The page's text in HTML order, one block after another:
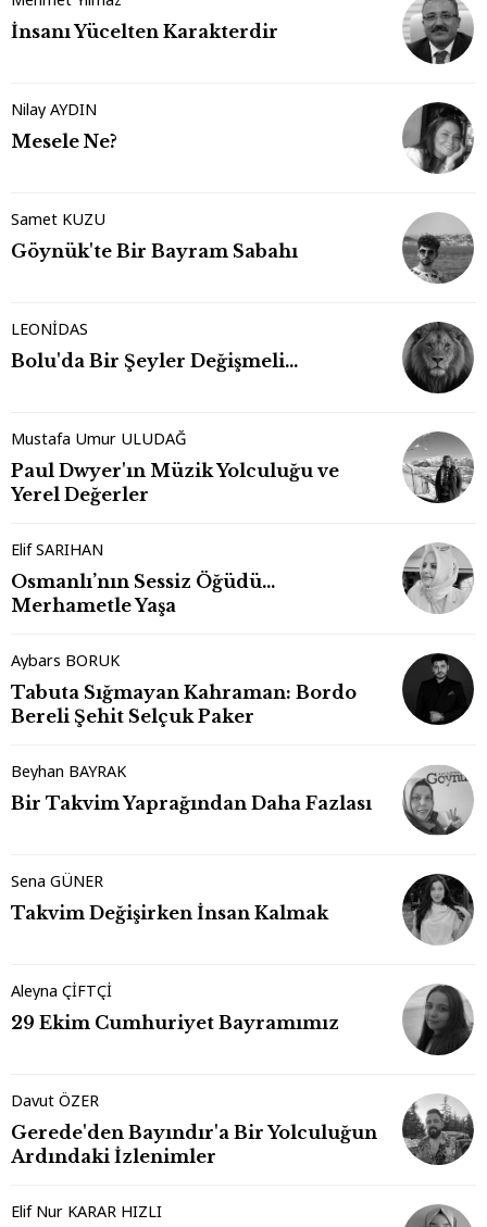
İnsanı Yücelten Karakterdir
Nilay AYDIN
Mesele Ne?
Samet KUZU
Göynük'te Bir Bayram Sabahı
LEONİDAS
Bolu'da Bir Şeyler Değişmeli…
Mustafa Umur ULUDAĞ
Paul Dwyer'ın Müzik Yolculuğu ve
Yerel Değerler
Elif SARIHAN
Osmanlı’nın Sessiz Öğüdü…
Merhametle Yaşa
Aybars BORUK
Tabuta Sığmayan Kahraman: Bordo
Bereli Şehit Selçuk Paker
Beyhan BAYRAK
Bir Takvim Yaprağından Daha Fazlası
Sena GÜNER
Takvim Değişirken İnsan Kalmak
Aleyna ÇİFTÇİ
29 Ekim Cumhuriyet Bayramımız
Davut ÖZER
Gerede'den Bayındır'a Bir Yolculuğun
Ardındaki İzlenimler
Elif Nur KARAR HIZLI